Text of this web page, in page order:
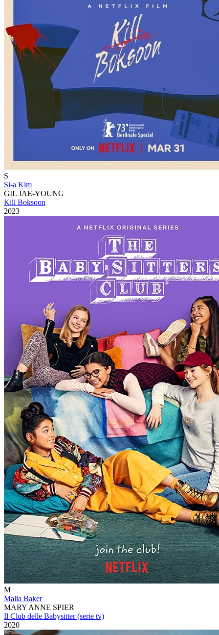
S
Si-a Kim
GIL JAE-YOUNG
Kill Boksoon
2023
M
Malia Baker
MARY ANNE SPIER
Il Club delle Babysitter (serie tv)
2020